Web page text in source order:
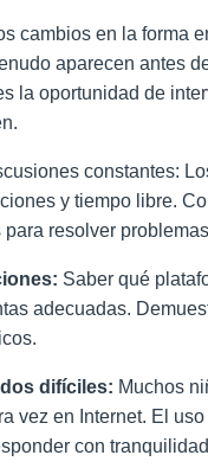
cambios en la forma
aparecen antes
la oportunidad de
constantes:
y tiempo libre.
resolver
Saber qué
adecuadas.
difíciles: Muchos
vez en Internet. El
con